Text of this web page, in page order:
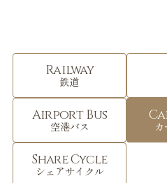
Railway
鉄道
Airport Bus
空港バス
Share Cycle
シェアサイクル